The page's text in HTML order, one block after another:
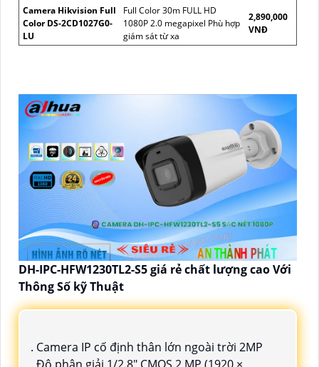
Camera Hikvision Full
Color DS-2CD1027G0-
LU
Full Color 30m FULL HD
1080P 2.0 megapixel Phù hợp
giám sát từ xa
2,890,000
VNĐ
DH-IPC-HFW1230TL2-S5 giá rẻ chất lượng cao Với
Thông Số kỹ Thuật
. Camera IP cố định thân lớn ngoài trời 2MP